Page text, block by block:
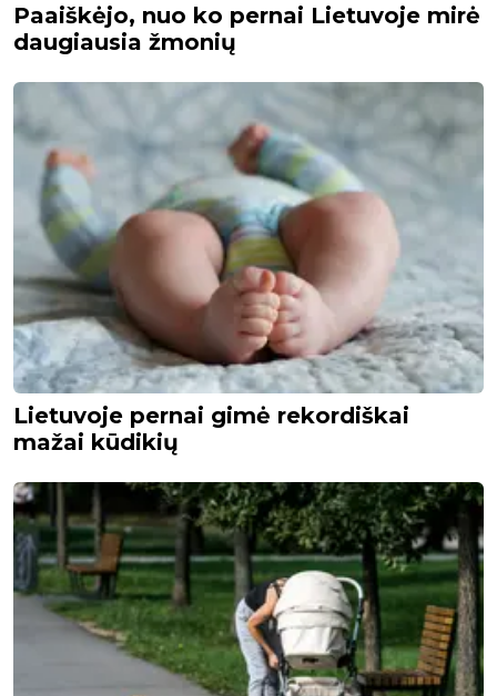
Paaiškėjo, nuo ko pernai Lietuvoje mirė
daugiausia žmonių
Lietuvoje pernai gimė rekordiškai
mažai kūdikių